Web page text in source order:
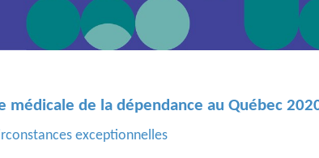
médicale de la dépendance au Québec
exceptionnelles